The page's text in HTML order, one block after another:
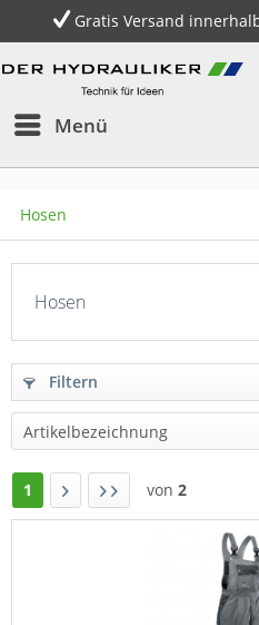
innerhalb Deutschlands ab 150,-
Menü
Hosen
Hosen
Filtern
1 von 2